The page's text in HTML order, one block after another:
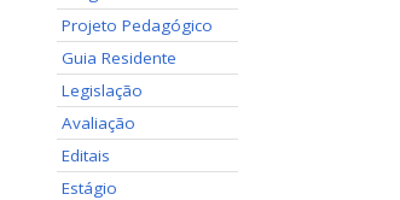
Projeto Pedagógico
Guia Residente
Legislação
Avaliação
Editais
Estágio